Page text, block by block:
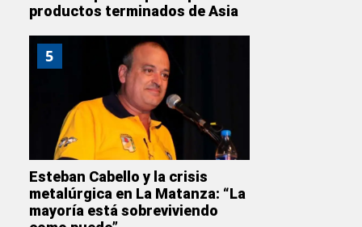
productos terminados de Asia
5
Esteban Cabello y la crisis
metalúrgica en La Matanza: “La
mayoría está sobreviviendo